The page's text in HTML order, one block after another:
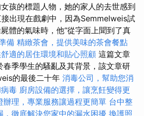
孩的標題人物，她的家人的去世感到
出現在戲劇中，因為Semmelweis試
體的氣味時，他“從字面上聞到了真
備 精緻茶會，提供美味的茶會餐點
適的居住環境和貼心照顧 這篇文章
季學生的騷亂及其背景，該文章研
的最後二十年 消毒公司，幫助您消
毒 廚房設備的選擇，讓烹飪變得更
辦理，專業服務讓過程更簡單 台中整
，徹底解決您家中的漏水困擾 換護照